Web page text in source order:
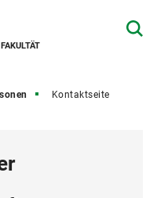
Kontaktseite